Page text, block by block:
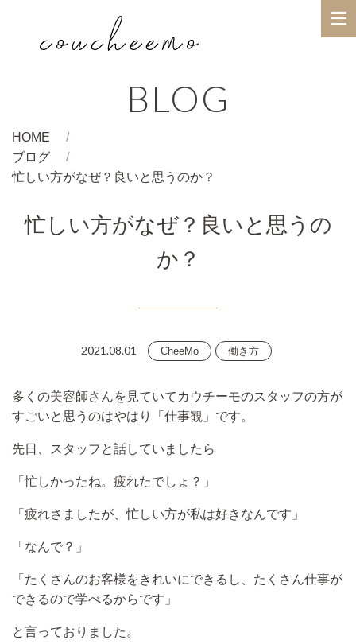
BLOG
HOME
ブログ
忙しい方がなぜ？良いと思うのか？
忙しい方がなぜ？良いと思うの
か？
2021.08.01 CheeMo 働き方
多くの美容師さんを見ていてカウチーモのスタッフの方が
すごいと思うのはやはり「仕事観」です。
先日、スタッフと話していましたら
「忙しかったね。疲れたでしょ？」
「疲れさましたが、忙しい方が私は好きなんです」
「なんで？」
「たくさんのお客様をきれいにできるし、たくさん仕事が
できるので学べるからです」
と言っておりました。